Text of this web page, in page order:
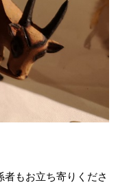
者もお立ち寄りくださ